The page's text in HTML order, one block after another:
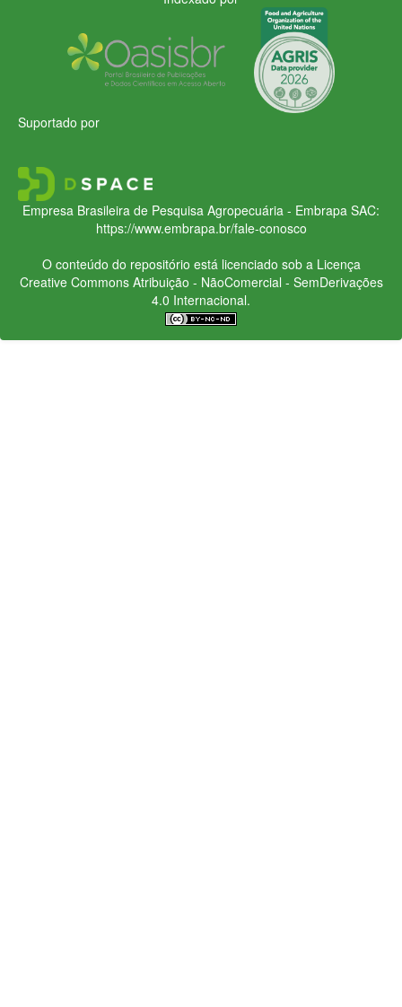
Suportado por
Empresa Brasileira de Pesquisa Agropecuária - Embrapa SAC:
https://www.embrapa.br/fale-conosco
O conteúdo do repositório está licenciado sob a Licença
Creative CommonsAtribuição - NãoComercial - SemDerivações
4.0 Internacional.